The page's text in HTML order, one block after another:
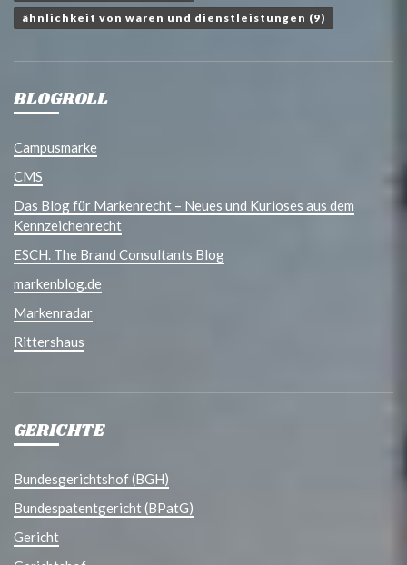
ähnlichkeit von waren und dienstleistungen (9)
BLOGROLL
Campusmarke
CMS
Das Blog für Markenrecht – Neues und Kurioses aus dem
Kennzeichenrecht
ESCH. The Brand Consultants Blog
markenblog.de
Markenradar
Rittershaus
GERICHTE
Bundesgerichtshof (BGH)
Bundespatentgericht (BPatG)
Gericht